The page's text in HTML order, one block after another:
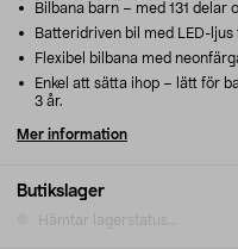
Butikslager
Hämtar lagerstatus...
Bilbana barn – med 131 delar
Batteridriven bil med LED-ljus
Flexibel bilbana med
Enkel att sätta ihop – lätt för
3 år.
Mer information